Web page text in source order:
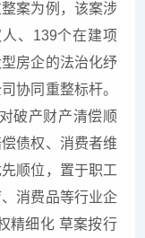
案为例，该案涉
、139个在建项
房企的法治化纾
协同重整标杆。
破产财产清偿顺
债权、消费者维
顺位，置于职工
消费品等行业企
精细化 草案按行